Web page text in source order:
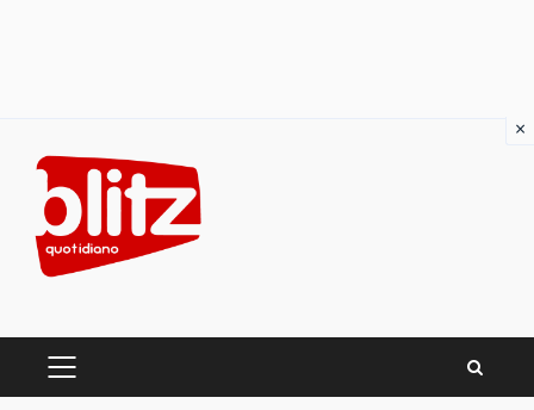
content
PRIMARY
×